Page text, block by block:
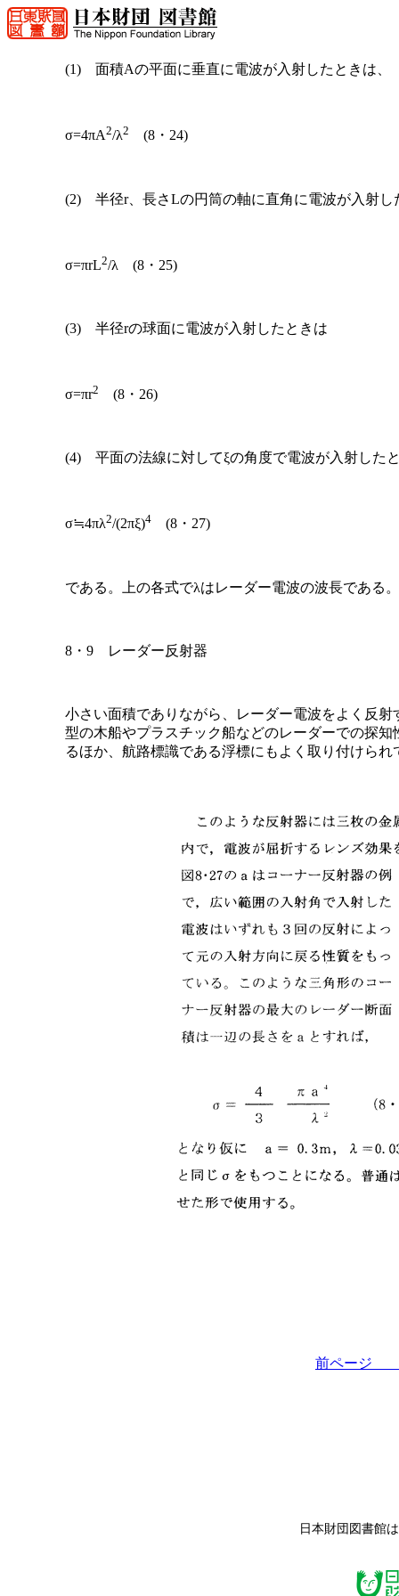
(1) 面積Aの平面に垂直に電波が入射したときは、
σ=4πA2/λ2 (8・24)
(2) 半径r、長さLの円筒の軸に直角に電波が入射し
σ=πrL2/λ (8・25)
(3) 半径rの球面に電波が入射したときは
σ=πr2 (8・26)
(4) 平面の法線に対してξの角度で電波が入射した
σ≒4πλ2/(2πξ)4(8・27)
である。上の各式でλはレーダー電波の波長である。
8・9 レーダー反射器
小さい面積でありながら、レーダー電波をよく反
型の木船やプラスチック船などのレーダーでの探
るほか、航路標識である浮標にもよく取り付けられ
前ペー
日本財団図書館